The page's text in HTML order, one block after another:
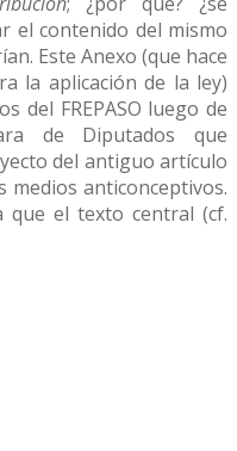
el contenido del mismo
Este Anexo (que hace
la aplicación de la ley)
del FREPASO luego de
de Diputados que
del antiguo artículo
medios anticonceptivos.
que el texto central (cf.